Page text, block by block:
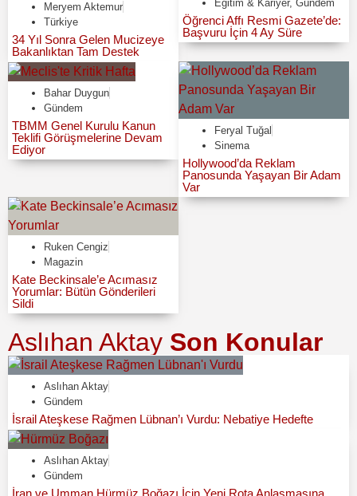
Meryem Aktemur
Türkiye
34 Yıl Sonra Gelen Mucizeye
Bakanlıktan Tam Destek
Eğitim & Kariyer, Gündem
Öğrenci Affı Resmi Gazete’de:
Başvuru İçin 4 Ay Süre
Bahar Duygun
Gündem
TBMM Genel Kurulu Kanun
Teklifi Görüşmelerine Devam
Ediyor
Feryal Tuğal
Sinema
Hollywood’da Reklam
Panosunda Yaşayan Bir Adam
Var
Ruken Cengiz
Magazin
Kate Beckinsale’e Acımasız
Yorumlar: Bütün Gönderileri
Sildi
Aslıhan Aktay Son Konular
Aslıhan Aktay
Gündem
İsrail Ateşkese Rağmen Lübnan’ı Vurdu: Nebatiye Hedefte
Aslıhan Aktay
Gündem
İran ve Umman Hürmüz Boğazı İçin Yeni Rota Anlaşmasına